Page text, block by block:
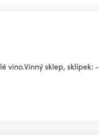
vino.Vinný sklep, sklípek: -